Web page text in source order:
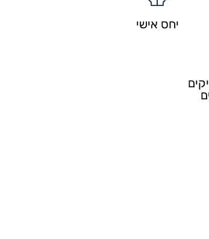
יחס אישי